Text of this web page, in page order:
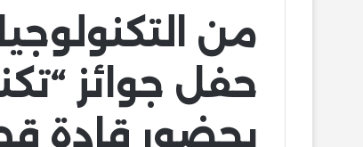
من
بحضور قادة